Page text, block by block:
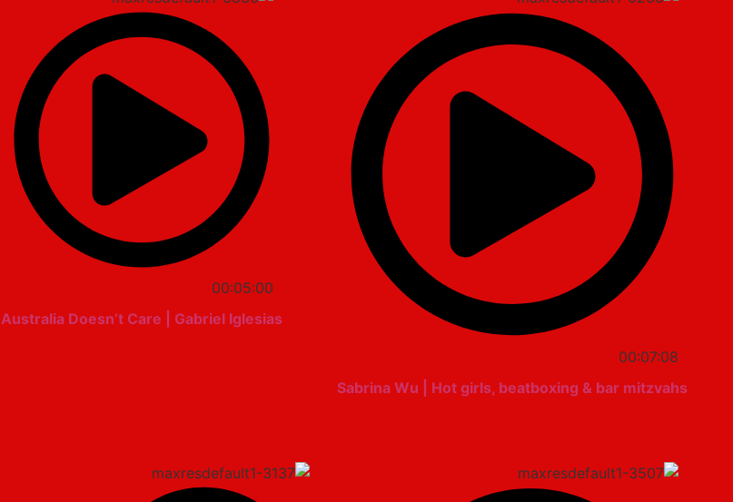
00:07:08
Sabrina Wu | Hot girls, beatboxing & bar mitzvahs
00:05:00
Australia Doesn’t Care | Gabriel Iglesias